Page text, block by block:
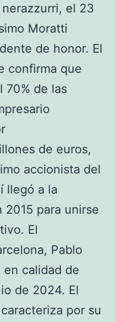
el 23
Moratti
de honor. El
confirma que
70% de las
de euros,
accionista del
llegó a la
para unirse
El
Pablo
en calidad de
de 2024. El
por su